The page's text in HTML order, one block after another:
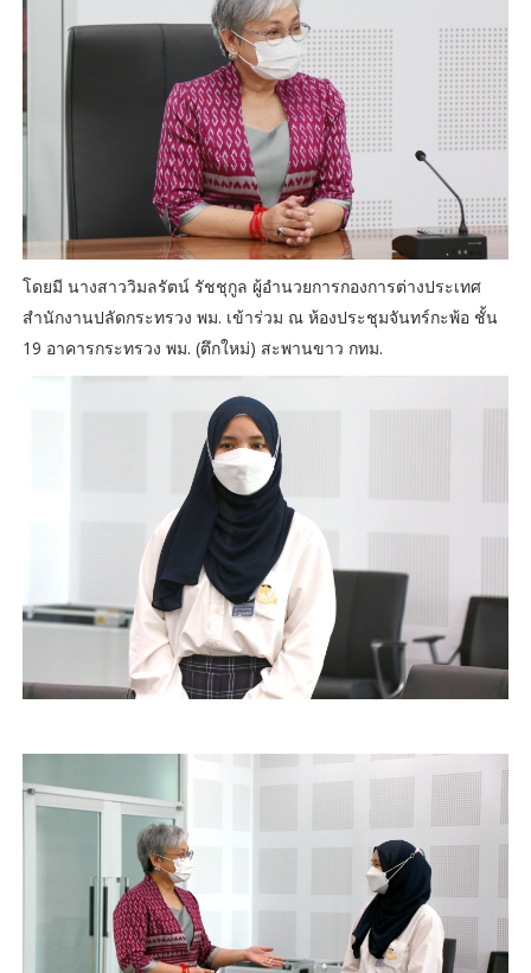
โดยมี นางสาววิมลรัตน์ รัชชุกูล ผู้อำนวยการกองการต่างประเทศ
สำนักงานปลัดกระทรวง พม. เข้าร่วม ณ ห้องประชุมจันทร์กะพ้อ ชั้น
19 อาคารกระทรวง พม. (ตึกใหม่) สะพานขาว กทม.